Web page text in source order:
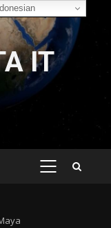
IT
PRIMARY